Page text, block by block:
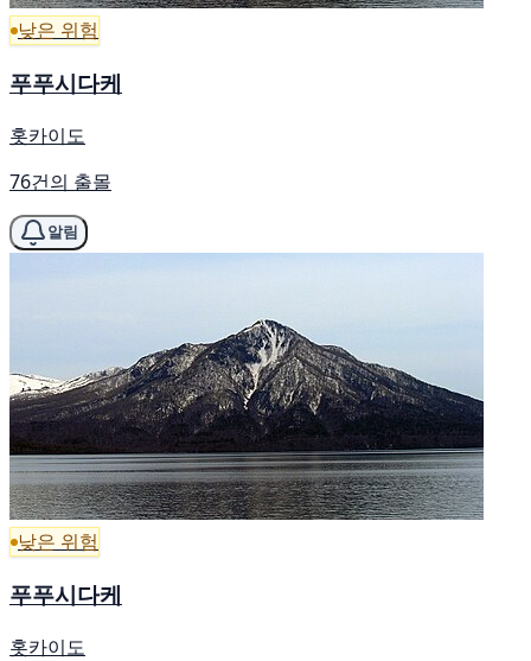
낮은 위험
푸푸시다케
홋카이도
76건의 출몰
알림
낮은 위험
푸푸시다케
홋카이도